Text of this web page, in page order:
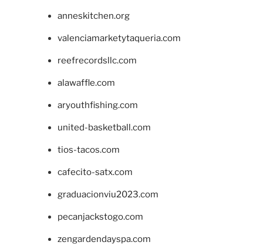
anneskitchen.org
valenciamarketytaqueria.com
reefrecordsllc.com
alawaffle.com
aryouthfishing.com
united-basketball.com
tios-tacos.com
cafecito-satx.com
graduacionviu2023.com
pecanjackstogo.com
zengardendayspa.com